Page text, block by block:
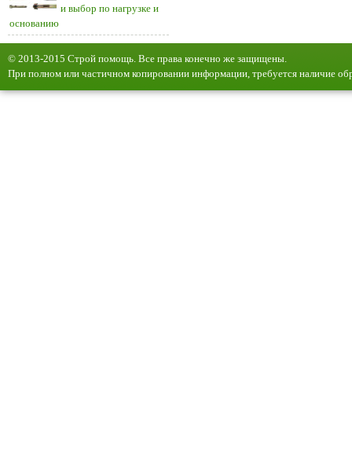
и выбор по нагрузке и
основанию
© 2013-2015 Строй помощь. Все права конечно же защищены.
При полном или частичном копировании информации, требуется наличие